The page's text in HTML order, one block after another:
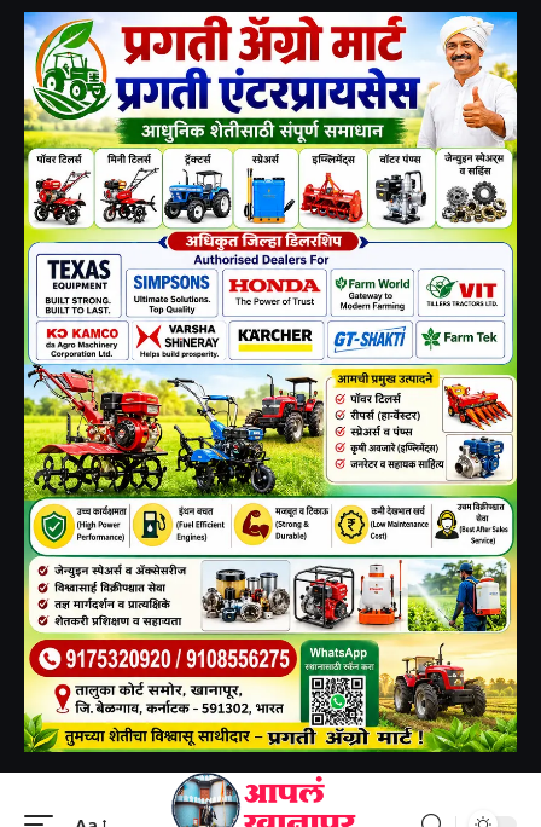
खानापूर तालुका>भाजपाचे उमेदवार विश्वेश्वर हेगडे-कागेरी, यांचा मंगळवारी खानापूर तालुक्याचा दौरा व सभा-ಬಿಜೆಪಿಯ ವಿಶ್ವೇಶ್ವರ ಹೆಗಡೆ ಕಾಗೇರಿ ಖಾನಾಪುರ ತಾಲೂಕು ಪ್ರವಾಸ ಹಾಗೂ ಸಭೆಗಳನ್ನು ಮಂಗಳವಾರ ಆಯೋಜಿಸಿದ್ದಾರೆ.